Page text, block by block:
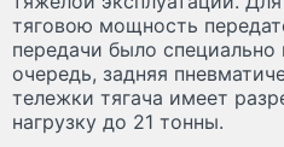
тяговою мощность
передачи было
очередь, задняя
тележки тягача имеет
нагрузку до 21 тонны.